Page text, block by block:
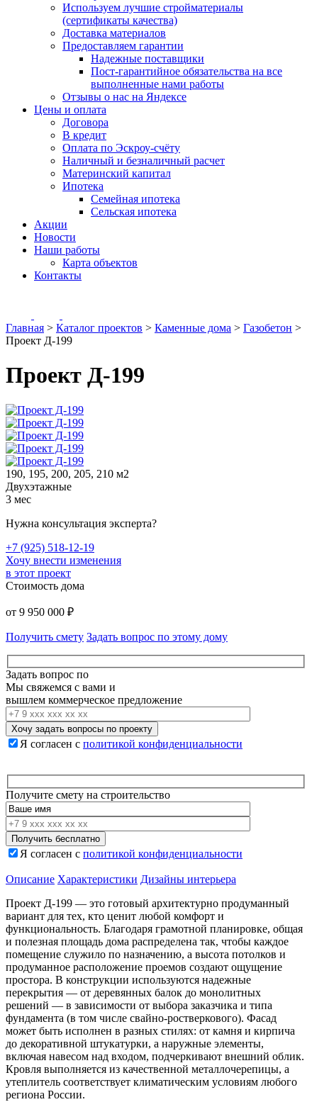
Используем лучшие стройматериалы
(сертификаты качества)
Доставка материалов
Предоставляем гарантии
Надежные поставщики
Пост-гарантийное обязательства на все
выполненные нами работы
Отзывы о нас на Яндексе
Цены и оплата
Договора
В кредит
Оплата по Эскроу-счёту
Наличный и безналичный расчет
Материнский капитал
Ипотека
Семейная ипотека
Сельская ипотека
Акции
Новости
Наши работы
Карта объектов
Контакты
Главная > Каталог проектов > Каменные дома > Газобетон >
Проект Д-199
Проект Д-199
190, 195, 200, 205, 210 м2
Двухэтажные
3 мес
Нужна консультация эксперта?
+7 (925) 518-12-19
Хочу внести изменения
в этот проект
Стоимость дома
от 9 950 000 ₽
Получить смету Задать вопрос по этому дому
Задать вопрос по
Мы свяжемся с вами и
вышлем коммерческое предложение
Я согласен с политикой конфиденциальности
Получите смету на строительство
Я согласен с политикой конфиденциальности
Описание Характеристики Дизайны интерьера
Проект Д-199 — это готовый архитектурно продуманный
вариант для тех, кто ценит любой комфорт и
функциональность. Благодаря грамотной планировке, общая
и полезная площадь дома распределена так, чтобы каждое
помещение служило по назначению, а высота потолков и
продуманное расположение проемов создают ощущение
простора. В конструкции используются надежные
перекрытия — от деревянных балок до монолитных
решений — в зависимости от выбора заказчика и типа
фундамента (в том числе свайно-ростверкового). Фасад
может быть исполнен в разных стилях: от камня и кирпича
до декоративной штукатурки, а наружные элементы,
включая навесом над входом, подчеркивают внешний облик.
Кровля выполняется из качественной металлочерепицы, а
утеплитель соответствует климатическим условиям любого
региона России.